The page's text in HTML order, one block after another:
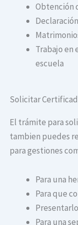
Obtención
Trabajo en
escuela
Solicitar
El trámite para
tambien puedes
para gestiones
Para una
Para que
Para una